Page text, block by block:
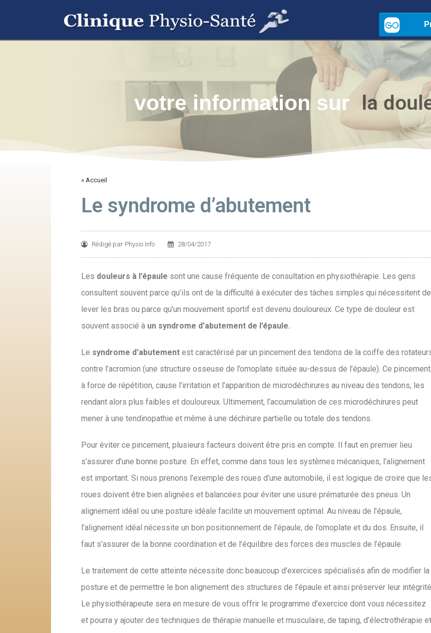
votre information sur a doul
» Accueil
Le syndrome d’abutement
Rédigé par Physio Info 28/04/2017
Les douleurs à l’épaule sont une cause fréquente de consultation en physiothérapie. Les gens
consultent souvent parce qu’ils ont de la difficulté à exécuter des tâches simples qui nécessitent de
lever les bras ou parce qu’un mouvement sportif est devenu douloureux. Ce type de douleur est
souvent associé à un syndrome d’abutement de l’épaule.
Le syndrome d’abutement est caractérisé par un pincement des tendons de la coiffe des
contre l’acromion (une structure osseuse de l’omoplate située au-dessus de l’épaule). Ce pincement,
à force de répétition, cause l’irritation et l’apparition de microdéchirures au niveau des tendons, les
rendant alors plus faibles et douloureux. Ultimement, l’accumulation de ces microdéchirures peut
mener à une tendinopathie et même à une déchirure partielle ou totale des tendons.
Pour éviter ce pincement, plusieurs facteurs doivent être pris en compte. Il faut en premier lieu
s’assurer d’une bonne posture. En effet, comme dans tous les systèmes mécaniques, l’alignement
est important. Si nous prenons l’exemple des roues d’une automobile, il est logique de croire que
roues doivent être bien alignées et balancées pour éviter une usure prématurée des pneus. Un
alignement idéal ou une posture idéale facilite un mouvement optimal. Au niveau de l’épaule,
l’alignement idéal nécessite un bon positionnement de l’épaule, de l’omoplate et du dos. Ensuite, il
faut s’assurer de la bonne coordination et de l’équilibre des forces des muscles de l’épaule.
Le traitement de cette atteinte nécessite donc beaucoup d’exercices spécialisés afin de modifier la
posture et de permettre le bon alignement des structures de l’épaule et ainsi préserver leur
Le physiothérapeute sera en mesure de vous offrir le programme d’exercice dont vous nécessitez
et pourra y ajouter des techniques de thérapie manuelle et musculaire, de taping, d’électrothérapie et